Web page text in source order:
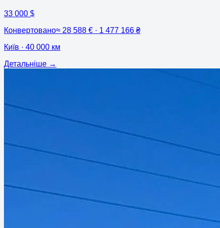
33 000 $
Конвертовано≈ 28 588 € · 1 477 166 ₴
Київ · 40 000 км
Детальніше →